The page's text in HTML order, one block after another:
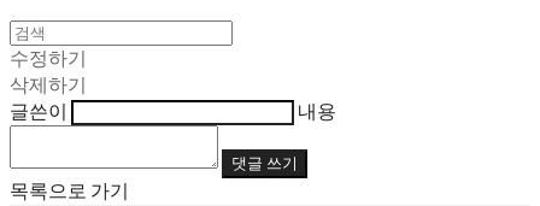
수정하기
삭제하기
글쓴이
내용
댓글 쓰기
목록으로 가기